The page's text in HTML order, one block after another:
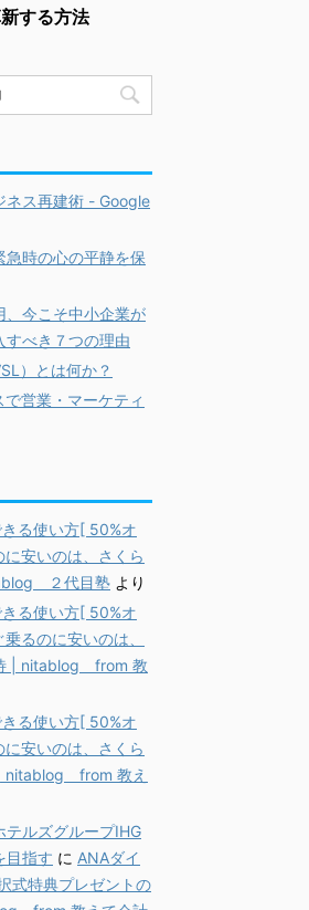
する方法
ネス再建術 - Google
急時の心の平静を保
、今こそ中小企業が
すべき７つの理由
）とは何か？
営業・マーケティ
る使い方[ 50%オ
安いのは、さくら
２代目塾 より
る使い方[ 50%オ
るのに安いのは、
| nitablog from 教
る使い方[ 50%オ
安いのは、さくら
nitablog from 教え
テルズグループIHG
目指す に ANAダイ
式特典プレゼントの